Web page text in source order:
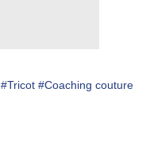
#Tricot #Coaching couture